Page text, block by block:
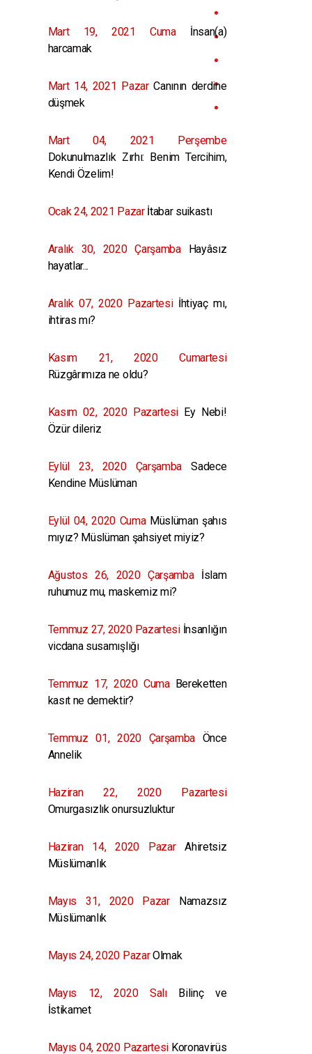
Mart 19, 2021 Cumaİnsan(a)
harcamak
Mart 14, 2021 PazarCanının derdine
düşmek
Mart 04, 2021 Perşembe
Dokunulmazlık Zırhı: Benim Tercihim,
Kendi Özelim!
Ocak 24, 2021 Pazarİtabar suikastı
Aralık 30, 2020 ÇarşambaHayâsız
hayatlar...
Aralık 07, 2020 Pazartesiİhtiyaç mı,
ihtiras mı?
Kasım 21, 2020 Cumartesi
Rüzgârımıza ne oldu?
Kasım 02, 2020 Pazartesi Ey Nebi!
Özür dileriz
Eylül 23, 2020 Çarşamba Sadece
Kendine Müslüman
Eylül 04, 2020 CumaMüslüman şahıs
mıyız? Müslüman şahsiyet miyiz?
Ağustos 26, 2020 Çarşambaİslam
ruhumuz mu, maskemiz mi?
Temmuz 27, 2020 Pazartesiİnsanlığın
vicdana susamışlığı
Temmuz 17, 2020 CumaBereketten
kasıt ne demektir?
Temmuz 01, 2020 Çarşamba Önce
Annelik
Haziran 22, 2020 Pazartesi
Omurgasızlık onursuzluktur
Haziran 14, 2020 PazarAhiretsiz
Müslümanlık
Mayıs 31, 2020 PazarNamazsız
Müslümanlık
Mayıs 24, 2020 PazarOlmak
Mayıs 12, 2020 SalıBilinç ve
İstikamet
Mayıs 04, 2020 PazartesiKoronavirüs